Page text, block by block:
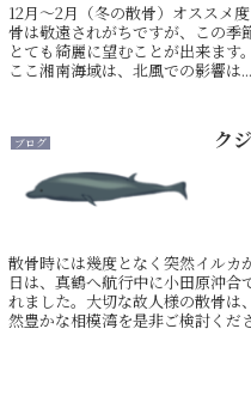
12月～2月（冬の散骨）オスス
骨は敬遠されがちですが、この季
とても綺麗に望むことが出来ます
ここ湘南海域は、北風での影響は...
ブログ ク
散骨時には幾度となく突然イルカ
日は、真鶴へ航行中に小田原沖合
れました。大切な故人様の散骨は
然豊かな相模湾を是非ご検討くだ